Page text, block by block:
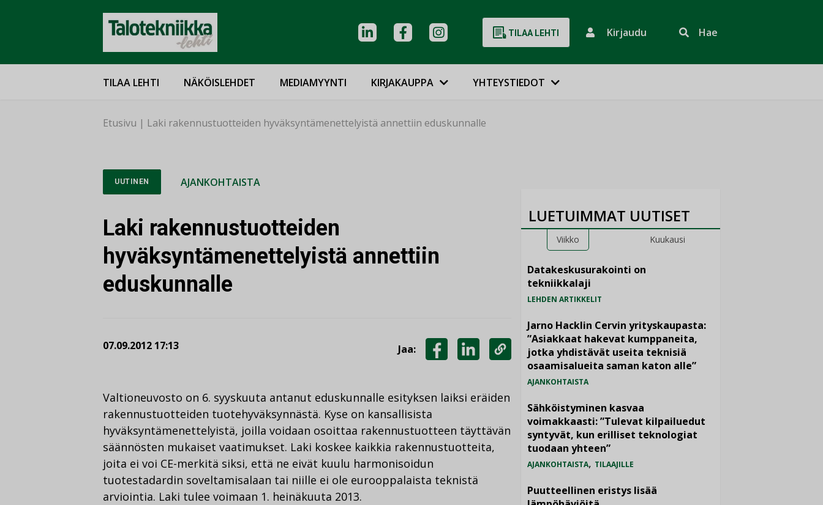
TILAA LEHTI Kirjaudu Hae
TILAA LEHTI NÄKÖISLEHDET MEDIAMYYNTI KIRJAKAUPPA YHTEYSTIEDOT
Etusivu | Laki rakennustuotteiden hyväksyntämenettelyistä annettiin eduskunnalle
UUTINEN AJANKOHTAISTA
Laki rakennustuotteiden
hyväksyntämenettelyistä annettiin
eduskunnalle
07.09.2012 17:13 Jaa:
LINKEDINISSÄ
KOPIOI
LINKKI
Valtioneuvosto on 6. syyskuuta antanut eduskunnalle esityksen laiksi eräiden
rakennustuotteiden tuotehyväksynnästä. Kyse on kansallisista
hyväksyntämenettelyistä, joilla voidaan osoittaa rakennustuotteen täyttävän
säännösten mukaiset vaatimukset. Laki koskee kaikkia rakennustuotteita,
joita ei voi CE-merkitä siksi, että ne eivät kuulu harmonisoidun
tuotestadardin soveltamisalaan tai niille ei ole eurooppalaista teknistä
arviointia. Laki tulee voimaan 1. heinäkuuta 2013.
LUETUIMMAT UUTISET
Viikko Kuukausi
Datakeskusurakointi on
tekniikkalaji
LEHDEN ARTIKKELIT
Jarno Hacklin Cervin yrityskaupasta:
”Asiakkaat hakevat kumppaneita,
jotka yhdistävät useita teknisiä
osaamisalueita saman katon alle”
AJANKOHTAISTA
Sähköistyminen kasvaa
voimakkaasti: ”Tulevat kilpailuedut
syntyvät, kun erilliset teknologiat
tuodaan yhteen”
AJANKOHTAISTA, TILAAJILLE
Puutteellinen eristys lisää